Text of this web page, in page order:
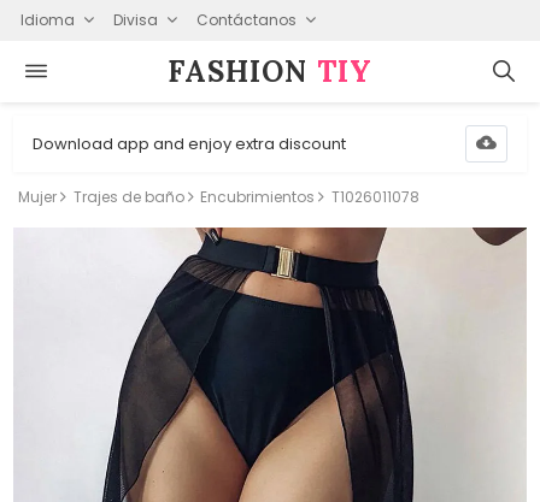
Idioma Divisa Contáctanos
FASHION⁠ TIY
Download app and enjoy extra discount
Mujer Trajes de baño Encubrimientos T1026011078